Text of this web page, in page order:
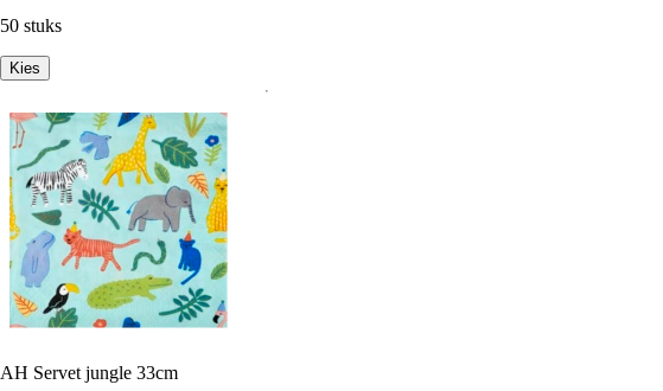
50 stuks
Kies
AH Servet jungle 33cm